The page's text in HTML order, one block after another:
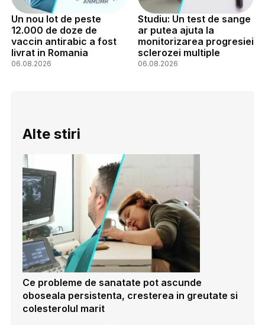
Un nou lot de peste
12.000 de doze de
vaccin antirabic a fost
livrat in Romania
06.08.2026
Studiu: Un test de sange
ar putea ajuta la
monitorizarea progresiei
sclerozei multiple
06.08.2026
Alte stiri
Ce probleme de sanatate pot ascunde
oboseala persistenta, cresterea in greutate si
colesterolul marit